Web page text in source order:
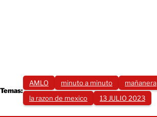
Temas:
AMLO minuto a minuto
mañanera
la razon de mexico
13 JULIO 2023